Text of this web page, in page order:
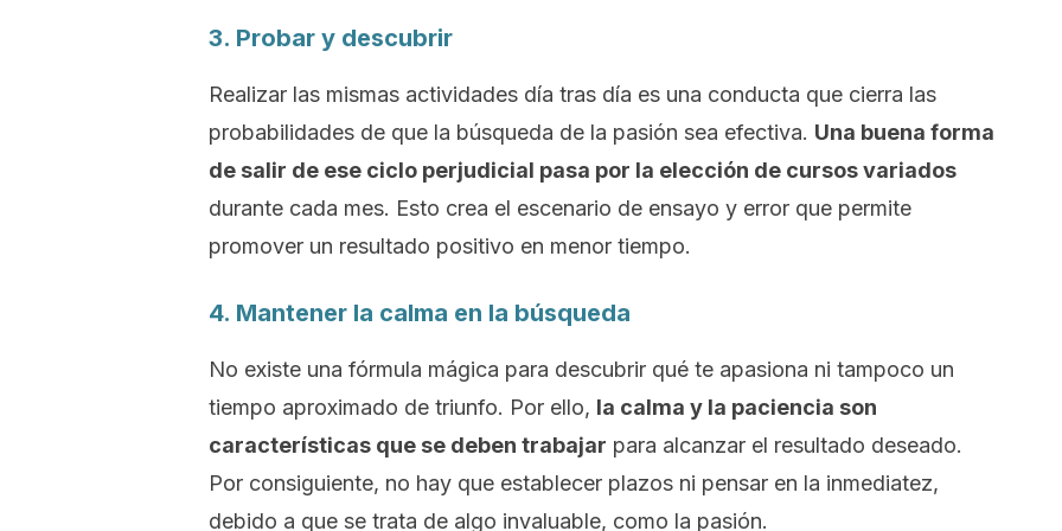
3. Probar y descubrir
Realizar las mismas actividades día tras día es una conducta que cierra las
probabilidades de que la búsqueda de la pasión sea efectiva. Una buena forma
de salir de ese ciclo perjudicial pasa por la elección de cursos variados
durante cada mes. Esto crea el escenario de ensayo y error que permite
promover un resultado positivo en menor tiempo.
4. Mantener la calma en la búsqueda
No existe una fórmula mágica para descubrir qué te apasiona ni tampoco un
tiempo aproximado de triunfo. Por ello, la calma y la paciencia son
características que se deben trabajar para alcanzar el resultado deseado.
Por consiguiente, no hay que establecer plazos ni pensar en la inmediatez,
debido a que se trata de algo invaluable, como la pasión.